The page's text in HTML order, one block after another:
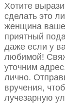
Хотите
сделать это
женщина
приятный
даже если у
любимой!
уточним
лично.
вручения,
лучезарную